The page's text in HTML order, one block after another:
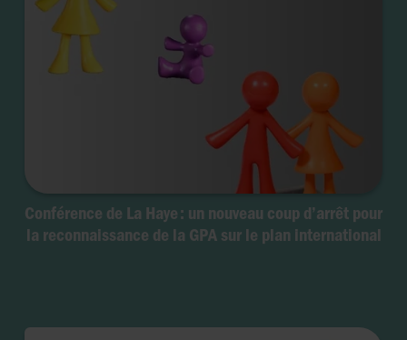
Conférence de La Haye : un nouveau coup d’arrêt pour
la reconnaissance de la GPA sur le plan international